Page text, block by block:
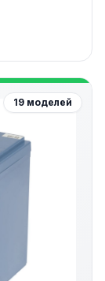
19 моделей